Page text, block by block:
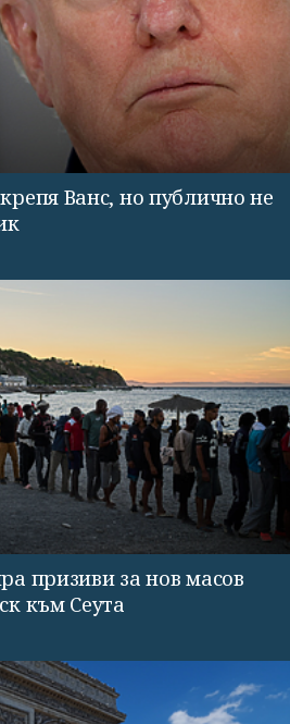
Ванс, но публично не
призиви за нов масов
към Сеута